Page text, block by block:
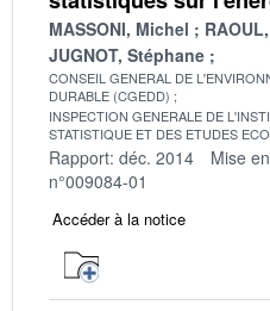
MASSONI, Michel
JUGNOT, Stéphane
CONSEIL GENERAL DE
DURABLE (CGEDD)
INSPECTION GENERALE DE
STATISTIQUE ET DES ETUDES
Rapport: déc. 2014 Mise
n°009084-01
Accéder à la notice